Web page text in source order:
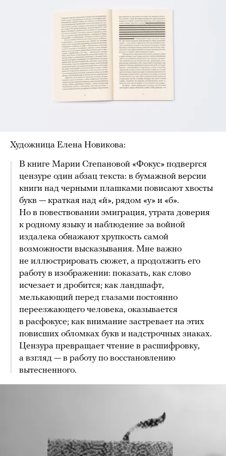
Художница Елена Новикова:
В книге Марии Степановой «Фокус» подвергся
цензуре один абзац текста: в бумажной версии
книги над черными плашками повисают хвосты
букв — краткая над «й», рядом «у» и «б».
Но в повествовании эмиграция, утрата доверия
к родному языку и наблюдение за войной
издалека обнажают хрупкость самой
возможности высказывания. Мне важно
не иллюстрировать сюжет, а продолжить его
работу в изображении: показать, как слово
исчезает и дробится; как ландшафт,
мелькающий перед глазами постоянно
переезжающего человека, оказывается
в расфокусе; как внимание застревает на этих
повисших обломках букв и надстрочных знаках.
Цензура превращает чтение в расшифровку,
а взгляд — в работу по восстановлению
вытесненного.